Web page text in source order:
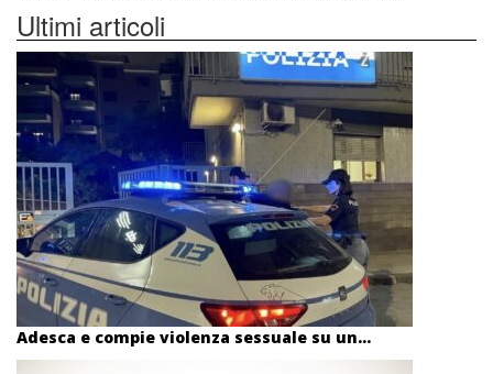
Ultimi articoli
Adesca e compie violenza sessuale su un...